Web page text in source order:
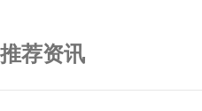
推荐资讯